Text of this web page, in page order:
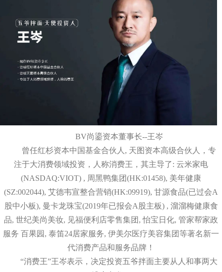
BV尚鎏资本董事长--王岑
曾任红杉资本中国基金合伙人, 天图资本高级合伙人，专
注于大消费领域投资，人称消费王，其主导了: 云米家电
(NASDAQ:VIOT) , 周黑鸭集团(HK:01458), 美年健康
(SZ:002044), 艾德韦宣整合营销(HK:09919), 甘源食品(已过会A
股中小板), 曼卡龙珠宝(2019年已报会A股主板) , 溜溜梅健康食
品, 世纪美尚美妆, 见福便利店零售集团, 怡宝日化, 管家帮家政
服务 百果园, 泰笛24居家服务, 伊美尔医疗美容集团等著名新一
代消费产品和服务品牌！
“消费王”王岑表示，决定投资五爷拌面主要从人和事两大